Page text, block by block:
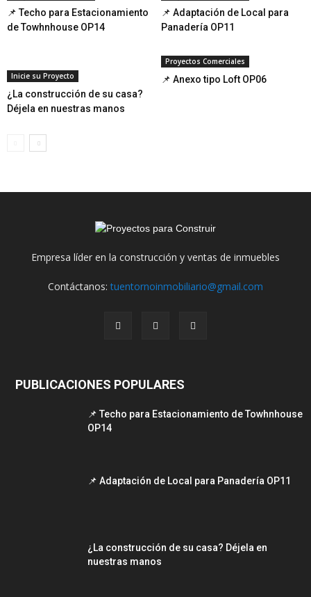
📌 Techo para Estacionamiento
de Towhnhouse OP14
📌 Adaptación de Local para
Panadería OP11
Inicie su Proyecto
¿La construcción de su casa?
Déjela en nuestras manos
Proyectos Comerciales
📌 Anexo tipo Loft OP06
Empresa líder en la construcción y ventas de inmuebles
Contáctanos:tuentornoinmobiliario@gmail.com
PUBLICACIONES POPULARES
📌 Techo para Estacionamiento de Towhnhouse
OP14
📌 Adaptación de Local para Panadería OP11
¿La construcción de su casa? Déjela en
nuestras manos